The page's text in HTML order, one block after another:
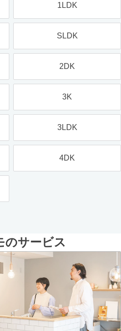
1LDK
SLDK
2DK
3K
3LDK
4DK
のサービス